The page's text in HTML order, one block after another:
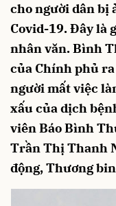
cho người dân bị
Covid-19. Đây là
nhân văn. Bình
của Chính phủ
người mất việc
xấu của dịch
viên Báo Bình
Trần Thị Thanh
động, Thương